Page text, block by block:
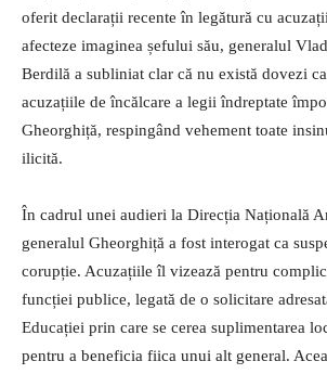
oferit declarații recente în legătură cu
afecteze imaginea șefului său, generalul
Berdilă a subliniat clar că nu există dovezi
acuzațiile de încălcare a legii îndreptate
Gheorghiță, respingând vehement toate
ilicită.
În cadrul unei audieri la Direcția Națională
generalul Gheorghiță a fost interogat ca
corupție. Acuzațiile îl vizează pentru
funcției publice, legată de o solicitare
Educației prin care se cerea suplimentarea
pentru a beneficia fiica unui alt general.